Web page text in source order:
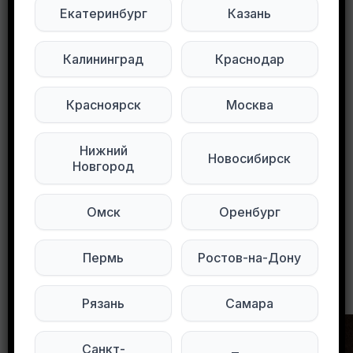
Пишите в ЛС
Подписывайтесь на нас в социальных
сетях:
Мы в Max Мы в Telegram
Мы в ВКонтакте
0 100 просмотров
Другие объявления в этом городе
Екатеринбург Казань
Калининград Краснодар
Красноярск Москва
Нижний
Новгород
Новосибирск
Омск Оренбург
Пермь Ростов-на-Дону
Рязань Самара
Санкт-